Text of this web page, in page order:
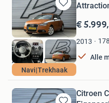
Bewaren
in
Mijn
Favorieten
Navi|Trekhaak
€
2013
Alle
Autobaan B.V.
Lelystad
Citroen